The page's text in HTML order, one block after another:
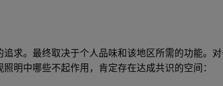
追求。最终取决于个人品味和该地区所需的功能
明中哪些不起作用，肯定存在达成共识的空间：